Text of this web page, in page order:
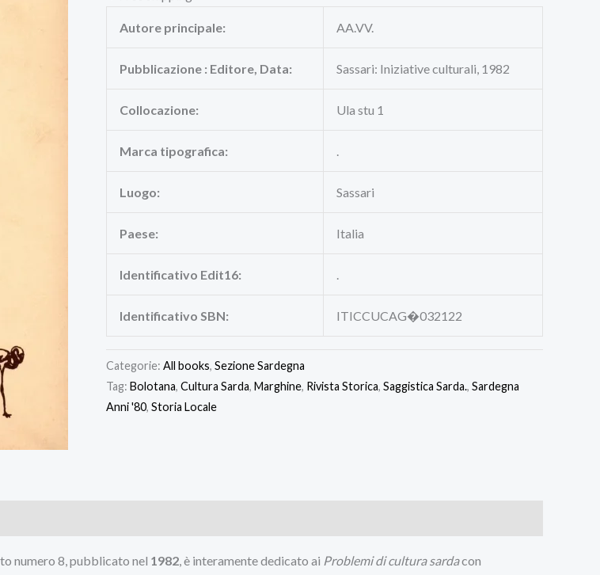
Autore principale: AA.VV.
Pubblicazione : Editore, Data: Sassari: Iniziative culturali, 1982
Collocazione: Ula stu 1
Marca tipografica:
Luogo: Sassari
Paese: Italia
Identificativo Edit16:
Identificativo SBN: ITICCUCAG�032122
Categorie: All books, Sezione Sardegna
Tag: Bolotana, Cultura Sarda, Marghine, Rivista Storica, Saggistica Sarda., Sardegna
Anni '80, Storia Locale
numero 8, pubblicato nel 1982, è interamente dedicato ai Problemi di cultura sardacon